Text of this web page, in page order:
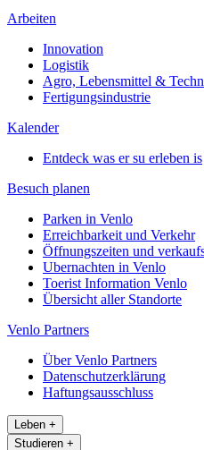
Arbeiten
Innovation
Logistik
Agro, Lebensmittel &
Fertigungsindustrie
Kalender
Entdeck was er su erleben is
Besuch planen
Parken in Venlo
Erreichbarkeit und Verkehr
Öffnungszeiten und
Ubernachten in Venlo
Toerist Information Venlo
Übersicht aller Standorte
Venlo Partners
Über Venlo Partners
Datenschutzerklärung
Haftungsausschluss
Leben +
Studieren +